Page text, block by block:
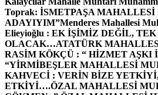
Toprak: İSMETPAŞA MAHALLESİ
ADAYIYIM”Menderes Mahallesi
Elieyioğlu : EK İŞİMİZ DEĞİL,
OLACAK…ATATÜRK
RASİM KÖKÇÜ : “ HİZMET AŞKI
“YİRMİBEŞLER MAHALLESİ
KAHVECİ : VERİN BİZE
ETKİYİ….ÖZAL MAHALLESİ